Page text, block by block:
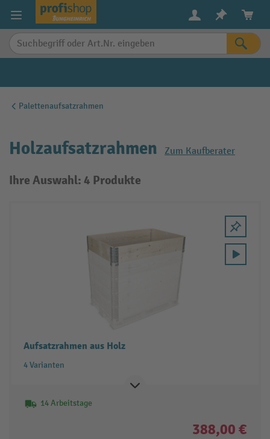
springen
Palettenaufsatzrahmen
Holzaufsatzrahmen Zum Kaufberater
Ihre Auswahl: 4 Produkte
Aufsatzrahmen aus Holz
4 Varianten
14 Arbeitstage
388,00 €